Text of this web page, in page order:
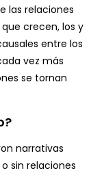
las relaciones
crecen, los y
entre los
vez más
se tornan
narrativas
sin relaciones